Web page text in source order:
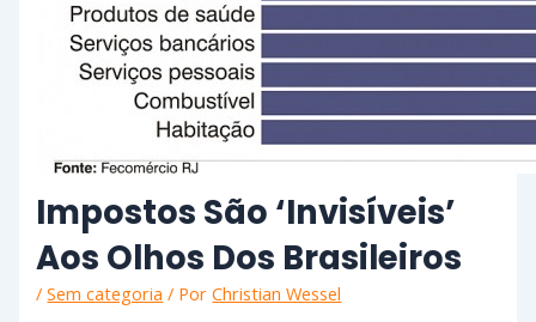
Impostos São ‘invisíveis’
Aos Olhos Dos Brasileiros
/Sem categoria / PorChristian Wessel